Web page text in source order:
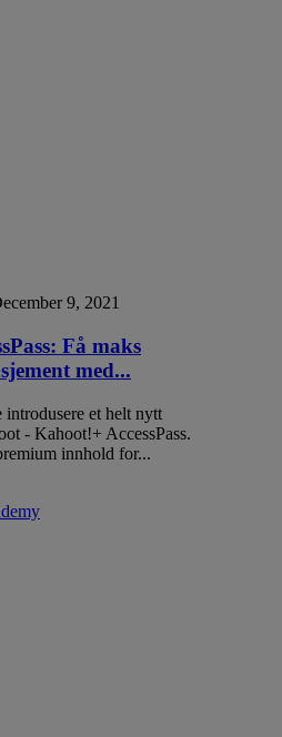
9, 2021
Få maks
med...
et helt nytt
- Kahoot!+ AccessPass.
innhold for...